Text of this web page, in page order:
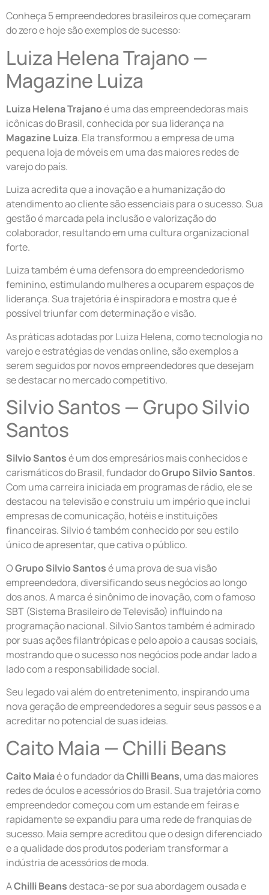
Conheça 5 empreendedores brasileiros que começaram
do zero e hoje são exemplos de sucesso:
Luiza Helena Trajano —
Magazine Luiza
Luiza Helena Trajanoé uma das empreendedoras mais
icônicas do Brasil, conhecida por sua liderança na
Magazine Luiza. Ela transformou a empresa de uma
pequena loja de móveis em uma das maiores redes de
varejo do país.
Luiza acredita que a inovação e a humanização do
atendimento ao cliente são essenciais para o sucesso. Sua
gestão é marcada pela inclusão e valorização do
colaborador, resultando em uma cultura organizacional
forte.
Luiza também é uma defensora do empreendedorismo
feminino, estimulando mulheres a ocuparem espaços de
liderança. Sua trajetória é inspiradora e mostra que é
possível triunfar com determinação e visão.
As práticas adotadas por Luiza Helena, como tecnologia no
varejo e estratégias de vendas online, são exemplos a
serem seguidos por novos empreendedores que desejam
se destacar no mercado competitivo.
Silvio Santos — Grupo Silvio
Santos
Silvio Santosé um dos empresários mais conhecidos e
carismáticos do Brasil, fundador doGrupo Silvio Santos.
Com uma carreira iniciada em programas de rádio, ele se
destacou na televisão e construiu um império que inclui
empresas de comunicação, hotéis e instituições
financeiras. Silvio é também conhecido por seu estilo
único de apresentar, que cativa o público.
OGrupo Silvio Santosé uma prova de sua visão
empreendedora, diversificando seus negócios ao longo
dos anos. A marca é sinônimo de inovação, com o famoso
SBT (Sistema Brasileiro de Televisão) influindo na
programação nacional. Silvio Santos também é admirado
por suas ações filantrópicas e pelo apoio a causas sociais,
mostrando que o sucesso nos negócios pode andar lado a
lado com a responsabilidade social.
Seu legado vai além do entretenimento, inspirando uma
nova geração de empreendedores a seguir seus passos e a
acreditar no potencial de suas ideias.
Caito Maia — Chilli Beans
Caito Maiaé o fundador daChilli Beans, uma das maiores
redes de óculos e acessórios do Brasil. Sua trajetória como
empreendedor começou com um estande em feiras e
rapidamente se expandiu para uma rede de franquias de
sucesso. Maia sempre acreditou que o design diferenciado
e a qualidade dos produtos poderiam transformar a
indústria de acessórios de moda.
AChilli Beansdestaca-se por sua abordagem ousada e